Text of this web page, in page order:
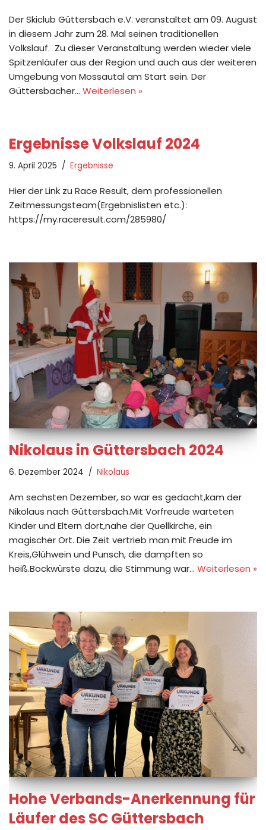
Der Skiclub Güttersbach e.V. veranstaltet am 09. August
in diesem Jahr zum 28. Mal seinen traditionellen
Volkslauf. Zu dieser Veranstaltung werden wieder viele
Spitzenläufer aus der Region und auch aus der weiteren
Umgebung von Mossautal am Start sein. Der
Güttersbacher… Weiterlesen »
Ergebnisse Volkslauf 2024
9. April 2025 Ergebnisse
Hier der Link zu Race Result, dem professionellen
Zeitmessungsteam(Ergebnislisten etc.):
https://my.raceresult.com/285980/
Nikolaus in Güttersbach 2024
6. Dezember 2024 Nikolaus
Am sechsten Dezember, so war es gedacht,kam der
Nikolaus nach Güttersbach.Mit Vorfreude warteten
Kinder und Eltern dort,nahe der Quellkirche, ein
magischer Ort. Die Zeit vertrieb man mit Freude im
Kreis,Glühwein und Punsch, die dampften so
heiß.Bockwürste dazu, die Stimmung war… Weiterlesen »
Hohe Verbands-Anerkennung für
Läufer des SC Güttersbach